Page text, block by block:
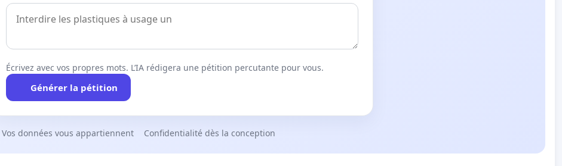
Écrivez avec vos propres mots. L’IA rédigera une pétition percutante pour vous.
Générer la pétition
Vos données vous appartiennent Confidentialité dès la conception